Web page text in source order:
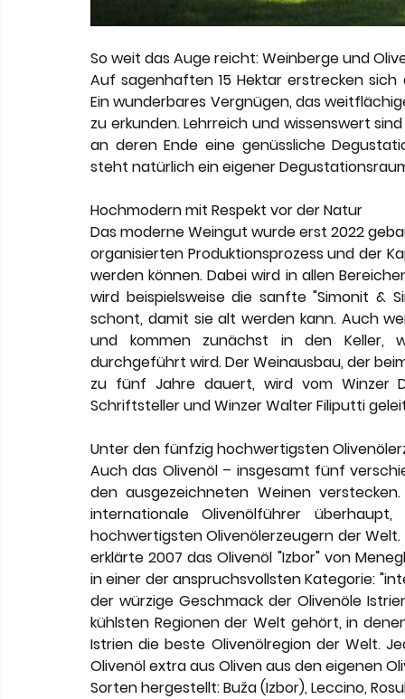
So weit das Auge reicht: Weinberge und
Auf sagenhaften 15 Hektar erstrecken
Ein wunderbares Vergnügen, das
zu erkunden. Lehrreich und wissenswert
an deren Ende eine genüssliche
steht natürlich ein eigener
Hochmodern mit Respekt vor der Natur
Das moderne Weingut wurde erst 2022
organisierten Produktionsprozess und der
werden können. Dabei wird in allen
wird beispielsweise die sanfte "Simonit &
schont, damit sie alt werden kann. Auch
und kommen zunächst in den Keller,
durchgeführt wird. Der Weinausbau, der
zu fünf Jahre dauert, wird vom Winzer
Schriftsteller und Winzer Walter Filiputti
Unter den fünfzig hochwertigsten
Auch das Olivenöl – insgesamt fünf
den ausgezeichneten Weinen
internationale Olivenölführer
hochwertigsten Olivenölerzeugern der
erklärte 2007 das Olivenöl "Izbor" von
in einer der anspruchsvollsten Kategorie:
der würzige Geschmack der Olivenöle
kühlsten Regionen der Welt gehört, in
Istrien die beste Olivenölregion der Welt.
Olivenöl extra aus Oliven aus den eigenen
Sorten hergestellt: Buža (Izbor), Leccino,